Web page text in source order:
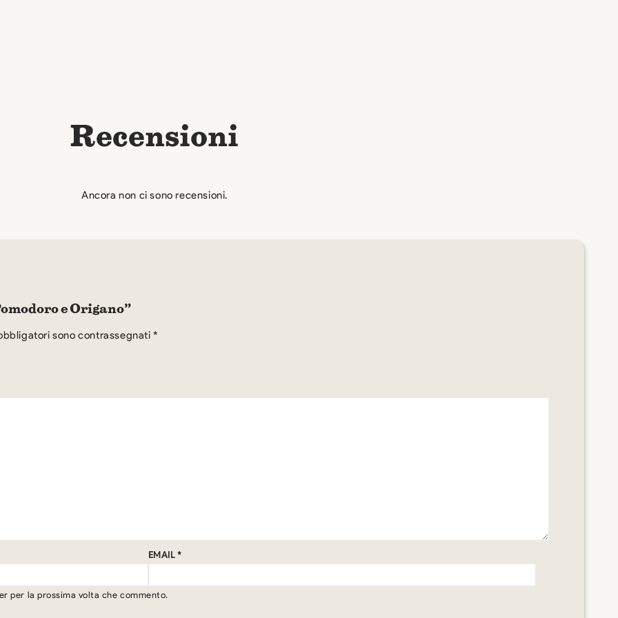
Recensioni
Ancora non ci sono recensioni.
e Origano”
sono contrassegnati*
EMAIL*
per la prossima volta che commento.